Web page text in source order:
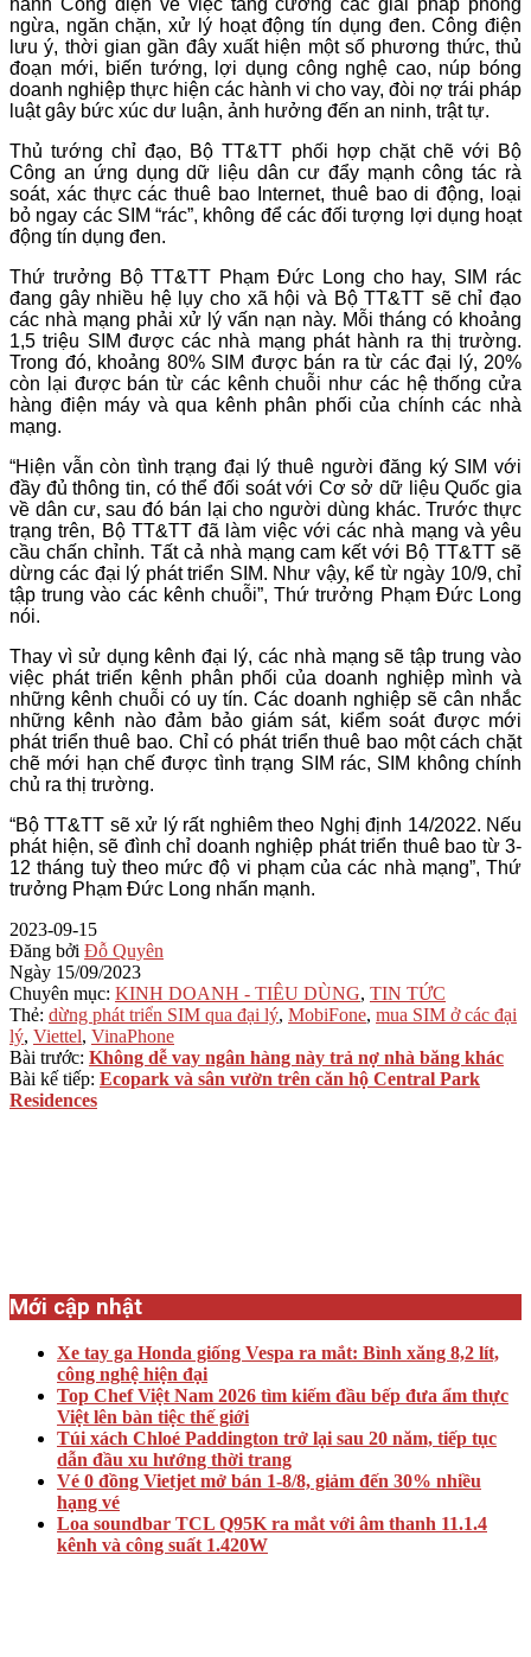
ngừa, ngăn chặn, xử lý hoạt động tín dụng đen. Công điện
lưu ý, thời gian gần đây xuất hiện một số phương thức, thủ
đoạn mới, biến tướng, lợi dụng công nghệ cao, núp bóng
doanh nghiệp thực hiện các hành vi cho vay, đòi nợ trái pháp
luật gây bức xúc dư luận, ảnh hưởng đến an ninh, trật tự.
Thủ tướng chỉ đạo, Bộ TT&TT phối hợp chặt chẽ với Bộ
Công an ứng dụng dữ liệu dân cư đẩy mạnh công tác rà
soát, xác thực các thuê bao Internet, thuê bao di động, loại
bỏ ngay các SIM “rác”, không để các đối tượng lợi dụng hoạt
động tín dụng đen.
Thứ trưởng Bộ TT&TT Phạm Đức Long cho hay, SIM rác
đang gây nhiều hệ lụy cho xã hội và Bộ TT&TT sẽ chỉ đạo
các nhà mạng phải xử lý vấn nạn này. Mỗi tháng có khoảng
1,5 triệu SIM được các nhà mạng phát hành ra thị trường.
Trong đó, khoảng 80% SIM được bán ra từ các đại lý, 20%
còn lại được bán từ các kênh chuỗi như các hệ thống cửa
hàng điện máy và qua kênh phân phối của chính các nhà
mạng.
“Hiện vẫn còn tình trạng đại lý thuê người đăng ký SIM với
đầy đủ thông tin, có thể đối soát với Cơ sở dữ liệu Quốc gia
về dân cư, sau đó bán lại cho người dùng khác. Trước thực
trạng trên, Bộ TT&TT đã làm việc với các nhà mạng và yêu
cầu chấn chỉnh. Tất cả nhà mạng cam kết với Bộ TT&TT sẽ
dừng các đại lý phát triển SIM. Như vậy, kể từ ngày 10/9, chỉ
tập trung vào các kênh chuỗi”, Thứ trưởng Phạm Đức Long
nói.
Thay vì sử dụng kênh đại lý, các nhà mạng sẽ tập trung vào
việc phát triển kênh phân phối của doanh nghiệp mình và
những kênh chuỗi có uy tín. Các doanh nghiệp sẽ cân nhắc
những kênh nào đảm bảo giám sát, kiểm soát được mới
phát triển thuê bao. Chỉ có phát triển thuê bao một cách chặt
chẽ mới hạn chế được tình trạng SIM rác, SIM không chính
chủ ra thị trường.
“Bộ TT&TT sẽ xử lý rất nghiêm theo Nghị định 14/2022. Nếu
phát hiện, sẽ đình chỉ doanh nghiệp phát triển thuê bao từ 3-
12 tháng tuỳ theo mức độ vi phạm của các nhà mạng”, Thứ
trưởng Phạm Đức Long nhấn mạnh.
2023-09-15
Đăng bởi Đỗ Quyên
Ngày 15/09/2023
Chuyên mục: KINH DOANH - TIÊU DÙNG, TIN TỨC
Thẻ: dừng phát triển SIM qua đại lý, MobiFone, mua SIM ở các đại
lý, Viettel, VinaPhone
Bài trước: Không dễ vay ngân hàng này trả nợ nhà băng khác
Bài kế tiếp: Ecopark và sân vườn trên căn hộ Central Park
Residences
Mới cập nhật
Xe tay ga Honda giống Vespa ra mắt: Bình xăng 8,2 lít,
công nghệ hiện đại
Top Chef Việt Nam 2026 tìm kiếm đầu bếp đưa ẩm thực
Việt lên bàn tiệc thế giới
Túi xách Chloé Paddington trở lại sau 20 năm, tiếp tục
dẫn đầu xu hướng thời trang
Vé 0 đồng Vietjet mở bán 1-8/8, giảm đến 30% nhiều
hạng vé
Loa soundbar TCL Q95K ra mắt với âm thanh 11.1.4
kênh và công suất 1.420W